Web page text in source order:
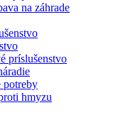
na záhrade
príslušenstvo
potreby
hmyzu